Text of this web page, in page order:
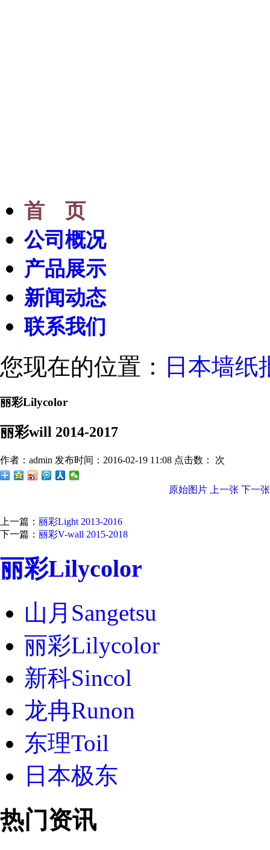
首 页
公司概况
产品展示
新闻动态
联系我们
您现在的位置： 日本墙纸
丽彩Lilycolor
丽彩will 2014-2017
作者：admin 发布时间：2016-02-19 11:08 点击数： 次
原始图片 上一张 下一张
上一篇： 丽彩Light 2013-2016
下一篇： 丽彩V-wall 2015-2018
丽彩Lilycolor
山月Sangetsu
丽彩Lilycolor
新科Sincol
龙冉Runon
东理Toil
日本极东
热门资讯